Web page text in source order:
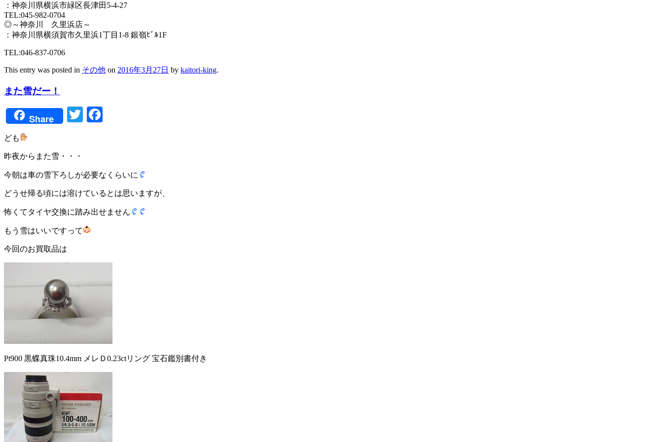
：神奈川県横浜市緑区長津田5-4-27
TEL:045-982-0704
◎～神奈川 久里浜店～
：神奈川県横須賀市久里浜1丁目1-8 銀嶺ﾋﾞﾙ1F
TEL:046-837-0706
This entry was posted in その他 on 2016年3月27日 by kaitori-king.
また雪だー！
Share Twitter
ども
昨夜からまた雪・・・
今朝は車の雪下ろしが必要なくらいに
どうせ帰る頃には溶けているとは思いますが、
怖くてタイヤ交換に踏み出せません
もう雪はいいですって
今回のお買取品は
Pt900 黒蝶真珠10.4mm メレＤ0.23ctリング 宝石鑑別書付き